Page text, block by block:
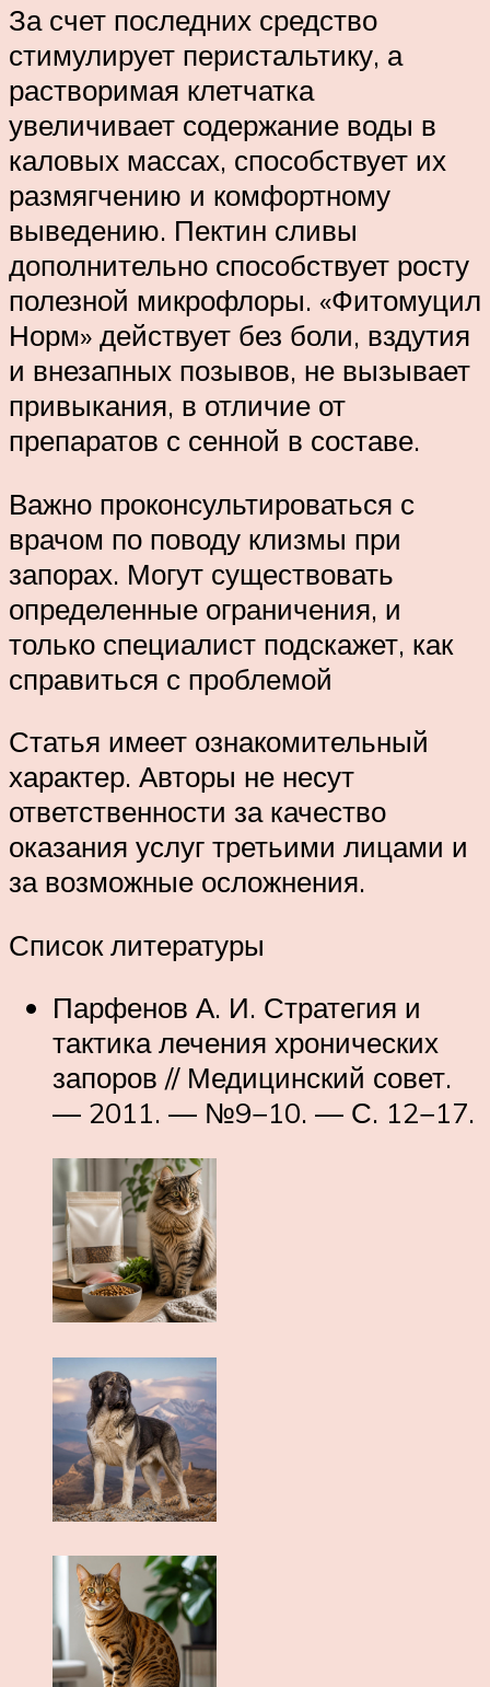
За счет последних средство
стимулирует перистальтику, а
растворимая клетчатка
увеличивает содержание воды в
каловых массах, способствует их
размягчению и комфортному
выведению. Пектин сливы
дополнительно способствует росту
полезной микрофлоры. «Фитомуцил
Норм» действует без боли, вздутия
и внезапных позывов, не вызывает
привыкания, в отличие от
препаратов с сенной в составе.
Важно проконсультироваться с
врачом по поводу клизмы при
запорах. Могут существовать
определенные ограничения, и
только специалист подскажет, как
справиться с проблемой
Статья имеет ознакомительный
характер. Авторы не несут
ответственности за качество
оказания услуг третьими лицами и
за возможные осложнения.
Список литературы
Парфенов А. И. Стратегия и
тактика лечения хронических
запоров // Медицинский совет.
— 2011. — №9−10. — С. 12−17.